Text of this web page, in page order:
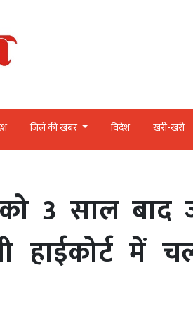
जिले की खबर विदेश खरी-खरी
3 साल बाद
हाईकोर्ट में